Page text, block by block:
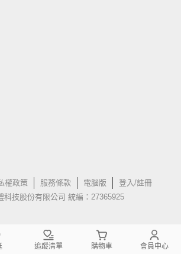
權政策 服務條款 電腦版
登入/註冊
科技股份有限公司 統編：27365925
追蹤清單 購物車 會員中心